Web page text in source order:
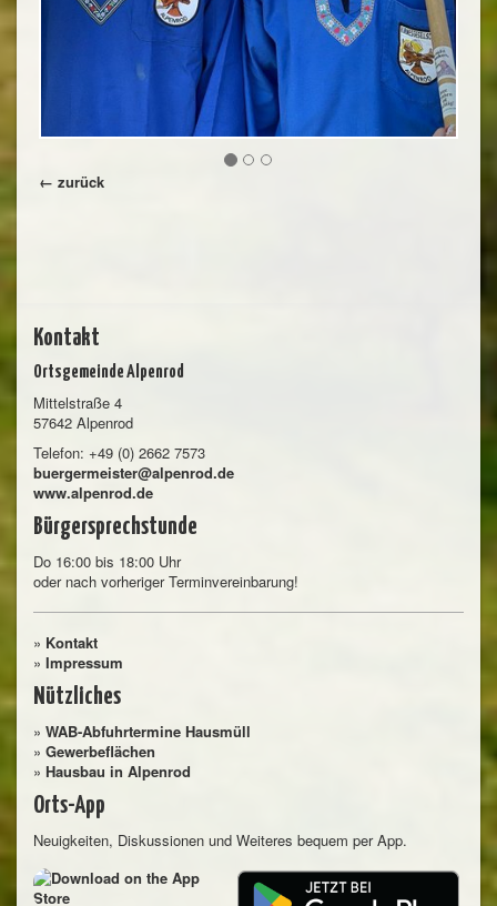
← zurück
Kontakt
Ortsgemeinde Alpenrod
Mittelstraße 4
57642 Alpenrod
Telefon: +49 (0) 2662 7573
buergermeister@alpenrod.de
www.alpenrod.de
Bürgersprechstunde
Do 16:00 bis 18:00 Uhr
oder nach vorheriger Terminvereinbarung!
» Kontakt
» Impressum
Nützliches
» WAB-Abfuhrtermine Hausmüll
» Gewerbeflächen
» Hausbau in Alpenrod
Orts-App
Neuigkeiten, Diskussionen und Weiteres bequem per App.